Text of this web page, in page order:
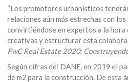
“Los promotores urbanísticos
relaciones aún más estrechas con
convirtiéndose en expertos a la hora
creativas y estructurar esta
PwC Real Estate 2020:
Según cifras del DANE, en 2019 el
de m2 para la construcción. De esta